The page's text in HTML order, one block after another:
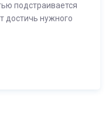
подстраивается
достичь нужного